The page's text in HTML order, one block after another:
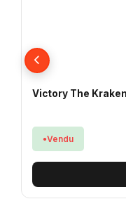
Victory The Kraken
Vendu